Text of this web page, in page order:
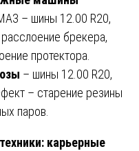
– шины 12.00 R20,
брекера,
протектора.
– шины 12.00 R20,
– старение резины
паров.
карьерные